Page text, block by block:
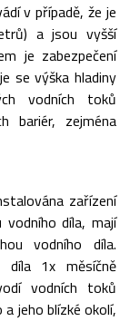
v případě, že je
a jsou vyšší
je zabezpečení
se výška hladiny
vodních toků
bariér, zejména
zařízení
díla, mají
vodního díla.
díla 1x měsíčně
vodních toků
a jeho blízké okolí,